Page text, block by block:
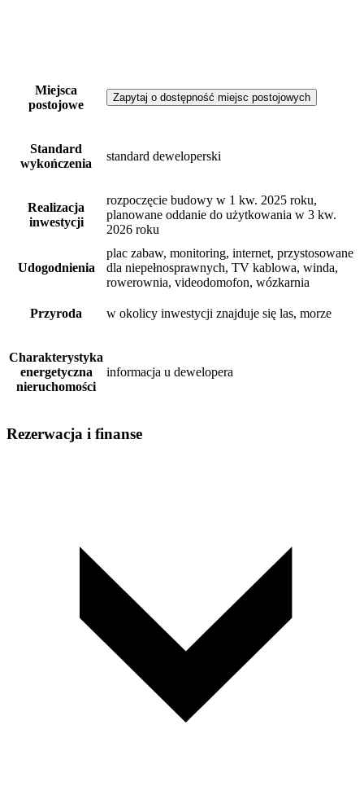
Miejsca
postojowe
Zapytaj o dostępność miejsc postojowych
Standard
wykończenia
standard deweloperski
Realizacja
inwestycji
rozpoczęcie budowy w 1 kw. 2025 roku,
planowane oddanie do użytkowania w 3 kw.
2026 roku
Udogodnienia
plac zabaw, monitoring, internet, przystosowane
dla niepełnosprawnych, TV kablowa, winda,
rowerownia, videodomofon, wózkarnia
Przyroda w okolicy inwestycji znajduje się las, morze
Charakterystyka
energetyczna
nieruchomości
informacja u dewelopera
Rezerwacja i finanse